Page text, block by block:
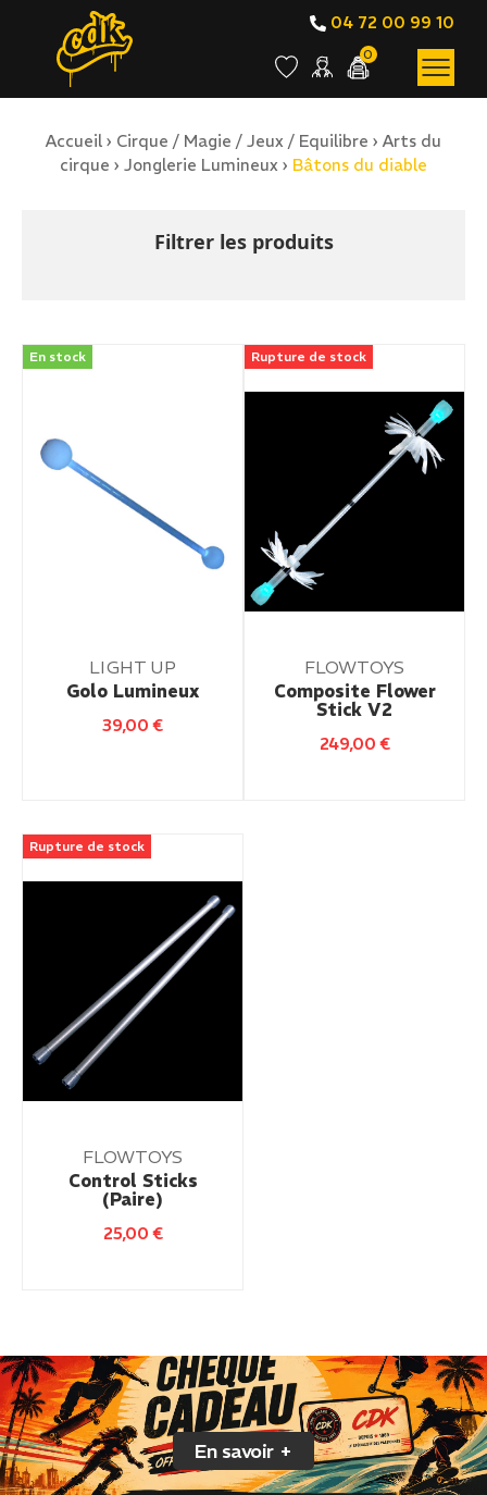
04 72 00 99 10
0
BOUTIQUE EN LIGNE
Accueil › Cirque / Magie / Jeux / Equilibre › Arts du
cirque › Jonglerie Lumineux › Bâtons du diable
Filtrer les produits
En stock
LIGHT UP
Golo Lumineux
39,00€
Rupture de stock
FLOWTOYS
Composite Flower
Stick V2
249,00€
Rupture de stock
FLOWTOYS
Control Sticks
(Paire)
25,00€
En savoir +